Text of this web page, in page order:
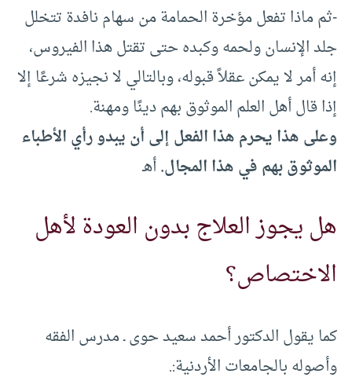
-ثم ماذا تفعل مؤخرة الحمامة من سهام نافدة تتخلل
جلد الإنسان ولحمه وكبده حتى تقتل هذا الفيروس،
إنه أمر لا يمكن عقلاً قبوله، وبالتالي لا نجيزه شرعًا إلا
إذا قال أهل العلم الموثوق بهم دينًا ومهنة.
وعلى هذا يحرم هذا الفعل إلى أن يبدو رأي الأطباء
الموثوق بهم في هذا المجال.أهـ
هل يجوز العلاج بدون العودة لأهل
الاختصاص؟
كما يقول الدكتور أحمد سعيد حوى ـ مدرس الفقه
وأصوله بالجامعات الأردنية:.